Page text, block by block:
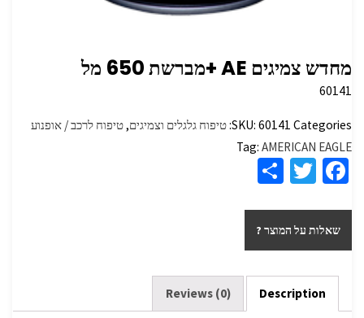
מחדש צמיגים ‏AE +מברשת 650 מל
60141
SKU: 60141 Categories: טיפוח גלגלים וצמיגים,טיפוח לרכב / אופנוע
Tag: AMERICAN EAGLE
Fa
b
o
o
k
T
tt
er
ar
e
שאלות על המוצר ?
Description
Reviews (0)